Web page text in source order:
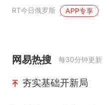
RT今日俄罗斯 APP专享
网易热搜 每30分钟更新
夯实基础开新局